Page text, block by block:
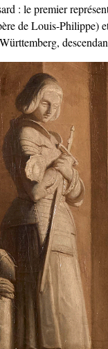
: le premier
de Louis-Philippe)